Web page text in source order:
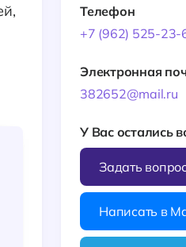
Телефон
+7 (962) 525-23-
Электронная
382652@mail.ru
У Вас остались
Задать
Написать в